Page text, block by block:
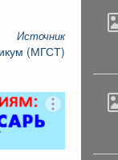
Источник
(МГСТ)